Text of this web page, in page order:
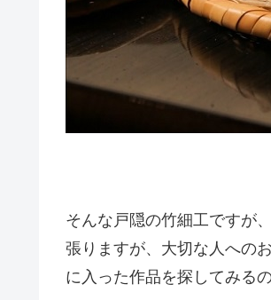
そんな戸隠の竹細工ですが
張りますが、大切な人への
に入った作品を探してみる